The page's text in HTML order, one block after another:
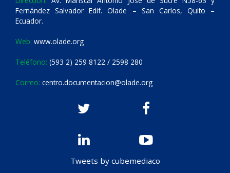
Fernández Salvador Edif. Olade – San Carlos, Quito –
Ecuador.
Web: www.olade.org
Teléfono: (593 2) 259 8122 / 2598 280
Correo: centro.documentacion@olade.org
Tweets by cubemediaco